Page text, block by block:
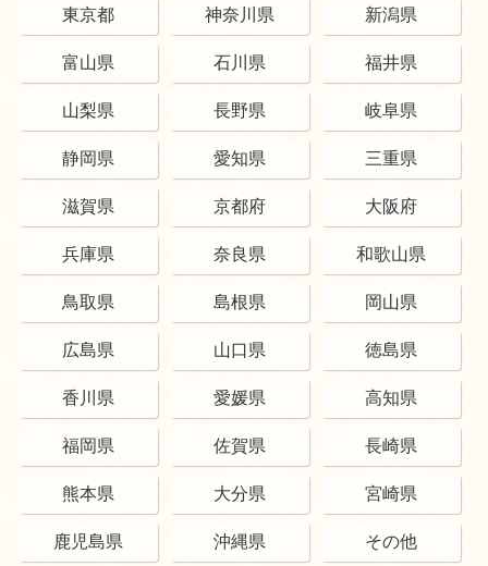
東京都 神奈川県 新潟県
富山県 石川県 福井県
山梨県 長野県 岐阜県
静岡県 愛知県 三重県
滋賀県 京都府 大阪府
兵庫県 奈良県 和歌山県
鳥取県 島根県 岡山県
広島県 山口県 徳島県
香川県 愛媛県 高知県
福岡県 佐賀県 長崎県
熊本県 大分県 宮崎県
鹿児島県 沖縄県 その他